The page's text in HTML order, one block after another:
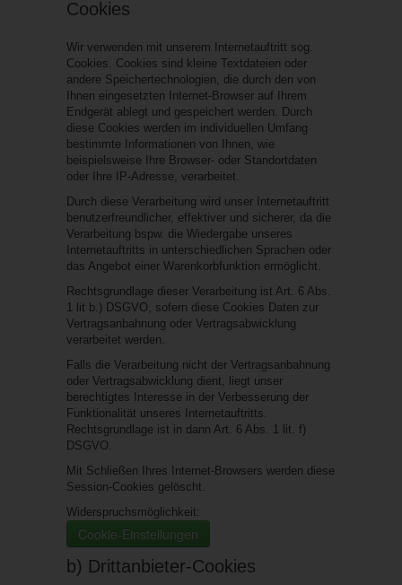
Cookies
Wir verwenden mit unserem Internetauftritt sog.
Cookies. Cookies sind kleine Textdateien oder
andere Speichertechnologien, die durch den von
Ihnen eingesetzten Internet-Browser auf Ihrem
Endgerät ablegt und gespeichert werden. Durch
diese Cookies werden im individuellen Umfang
bestimmte Informationen von Ihnen, wie
beispielsweise Ihre Browser- oder Standortdaten
oder Ihre IP-Adresse, verarbeitet.
Durch diese Verarbeitung wird unser Internetauftritt
benutzerfreundlicher, effektiver und sicherer, da die
Verarbeitung bspw. die Wiedergabe unseres
Internetauftritts in unterschiedlichen Sprachen oder
das Angebot einer Warenkorbfunktion ermöglicht.
Rechtsgrundlage dieser Verarbeitung ist Art. 6 Abs.
1 lit b.) DSGVO, sofern diese Cookies Daten zur
Vertragsanbahnung oder Vertragsabwicklung
verarbeitet werden.
Falls die Verarbeitung nicht der Vertragsanbahnung
oder Vertragsabwicklung dient, liegt unser
berechtigtes Interesse in der Verbesserung der
Funktionalität unseres Internetauftritts.
Rechtsgrundlage ist in dann Art. 6 Abs. 1 lit. f)
DSGVO.
Mit Schließen Ihres Internet-Browsers werden diese
Session-Cookies gelöscht.
Widerspruchsmöglichkeit:
Cookie-Einstellungen
b) Drittanbieter-Cookies